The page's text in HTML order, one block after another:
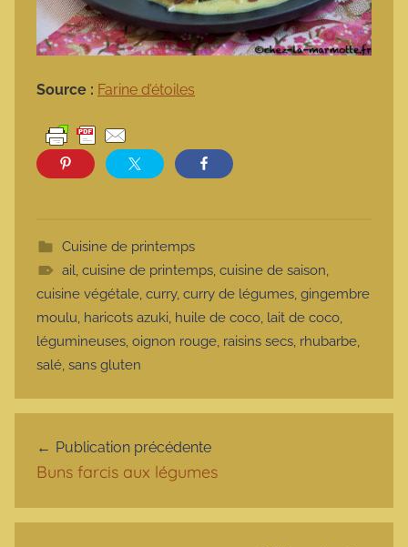
Source : Farine d’étoiles
Cuisine de printemps
ail, cuisine de printemps, cuisine de saison,
cuisine végétale, curry, curry de légumes, gingembre
moulu, haricots azuki, huile de coco, lait de coco,
légumineuses, oignon rouge, raisins secs, rhubarbe,
salé, sans gluten
Publication précédente
Buns farcis aux légumes